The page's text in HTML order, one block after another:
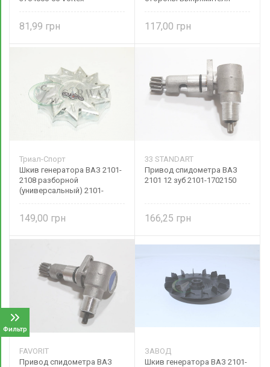
Фильтр
81,99 117,00
Триал-Спорт
Шкив генератора ВАЗ 2101-
2108 разборной
(универсальный) 2101-
149,00
33 STANDART
Привод спидометра ВАЗ
2101 12 зуб 2101-1702150
166,25
FAVORIT
Привод спидометра ВАЗ
ЗАВОД
Шкив генератора ВАЗ 2101-